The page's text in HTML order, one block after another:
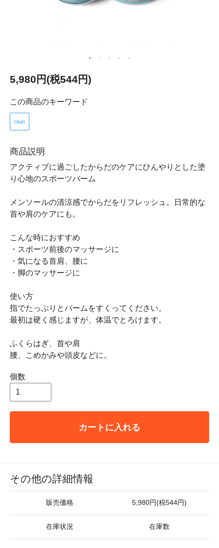
5,980円(税544円)
この商品のキーワード
roun
商品説明
アクティブに過ごしたからだのケアにひんやりとした塗
り心地のスポーツバーム
メンソールの清涼感でからだをリフレッシュ。日常的な
首や肩のケアにも。
こんな時におすすめ
・スポーツ前後のマッサージに
・気になる首肩、腰に
・脚のマッサージに
使い方
指でたっぷりとバームをすくってください。
最初は硬く感じますが、体温でとろけます。
ふくらはぎ、首や肩
腰、こめかみや頭皮などに。
個数
カートに入れる
その他の詳細情報
販売価格 5,980円(税544円)
在庫状況 在庫数